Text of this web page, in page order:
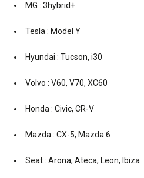
MG : 3hybrid+
Tesla : Model Y
Hyundai : Tucson, i30
Volvo : V60, V70, XC60
Honda : Civic, CR-V
Mazda : CX-5, Mazda 6
Seat : Arona, Ateca, Leon, Ibiza